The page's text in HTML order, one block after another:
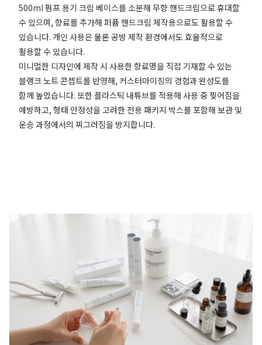
500ml 펌프 용기 크림 베이스를 소분해 무향 핸드크림으로 휴대할
수 있으며, 향료를 추가해 퍼퓸 핸드크림 제작용으로도 활용할 수
있습니다. 개인 사용은 물론 공방 제작 환경에서도 효율적으로
활용할 수 있습니다.
미니멀한 디자인에 제작 시 사용한 향료명을 직접 기재할 수 있는
블랭크 노트 콘셉트를 반영해, 커스터마이징의 경험과 완성도를
함께 높였습니다. 또한 플라스틱 내튜브를 적용해 사용 중 찢어짐을
예방하고, 형태 안정성을 고려한 전용 패키지 박스를 포함해 보관 및
운송 과정에서의 찌그러짐을 방지합니다.